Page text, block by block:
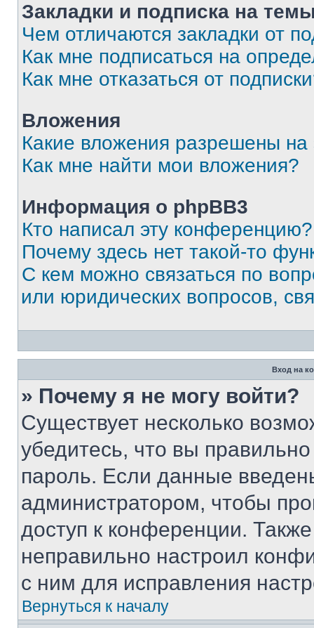
Закладки и подписка на
Чем отличаются закладки от
Как мне подписаться на
Как мне отказаться от
Вложения
Какие вложения разрешены
Как мне найти мои вложения?
Информация о phpBB3
Кто написал эту конференцию?
Почему здесь нет такой-то
С кем можно связаться по
или юридических вопросов,
Вход на
» Почему я не могу войти?
Существует несколько
убедитесь, что вы
пароль. Если данные
администратором, чтобы
доступ к конференции.
неправильно настроил
с ним для исправления
Вернуться к началу